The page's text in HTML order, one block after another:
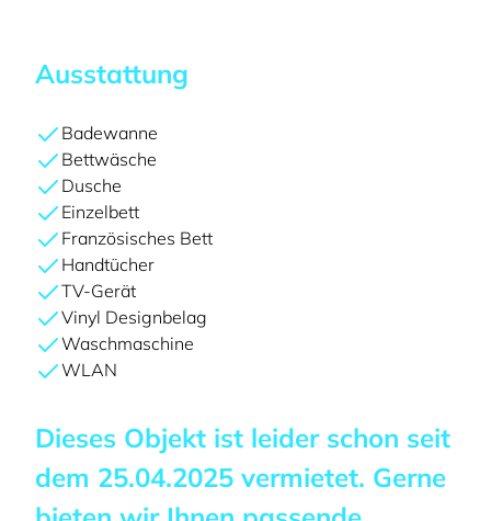
Ausstattung
Badewanne
Bettwäsche
Dusche
Einzelbett
Französisches Bett
Handtücher
TV-Gerät
Vinyl Designbelag
Waschmaschine
WLAN
Dieses Objekt ist leider schon seit
dem 25.04.2025 vermietet. Gerne